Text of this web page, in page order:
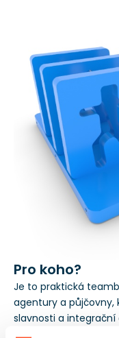
Pro koho?
Je to praktická
agentury a půjčovny,
slavnosti a integrační
Nejlépe funguje v